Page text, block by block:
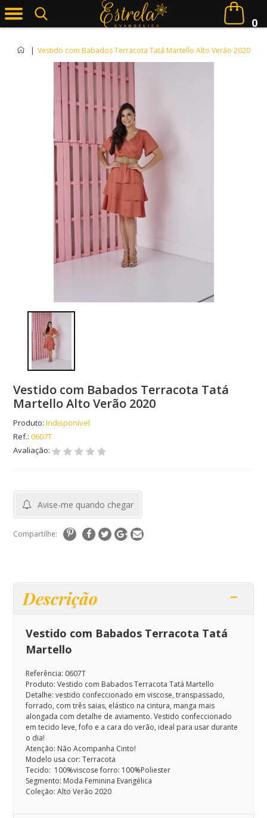
0
| Vestido com Babados Terracota Tatá Martello Alto Verão 2020
Vestido com Babados Terracota Tatá
Martello Alto Verão 2020
Produto: Indisponível
Ref.:0607T
Avaliação:
Avise-me quando chegar
Compartilhe:
Descrição
Vestido com Babados Terracota Tatá
Martello
Referência: 0607T
Produto: Vestido com Babados Terracota Tatá Martello
Detalhe: vestido confeccionado em viscose, transpassado,
forrado, com três saias, elástico na cintura, manga mais
alongada com detalhe de aviamento. Vestido confeccionado
em tecido leve,fofo e a cara do verão, ideal para usar durante
o dia!
Atenção: Não Acompanha Cinto!
Modelo usa cor: Terracota
Tecido: 100%viscose forro: 100%Poliester
Segmento: Moda Feminina Evangélica
Coleção: Alto Verão 2020